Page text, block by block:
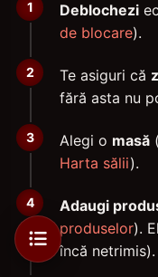
Deblochezi
de blocare).
Te asiguri că
fără asta nu
Alegi o masă
Harta sălii).
Adaugi
produselor).
încă netrimis).